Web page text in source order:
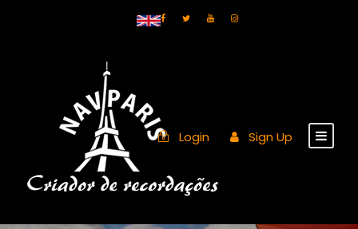
Login Sign Up